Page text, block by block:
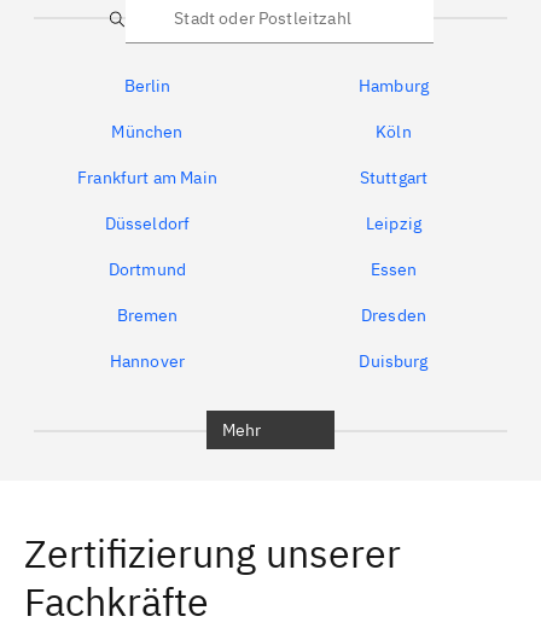
Suche
Berlin Hamburg
München Köln
Frankfurt am Main Stuttgart
Düsseldorf Leipzig
Dortmund Essen
Bremen Dresden
Hannover Duisburg
Erlangen Bamberg
Bayreuth
Mehr
Zertifizierung unserer
Fachkräfte